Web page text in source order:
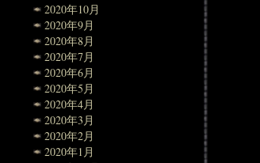
2020年10月
2020年9月
2020年8月
2020年7月
2020年6月
2020年5月
2020年4月
2020年3月
2020年2月
2020年1月